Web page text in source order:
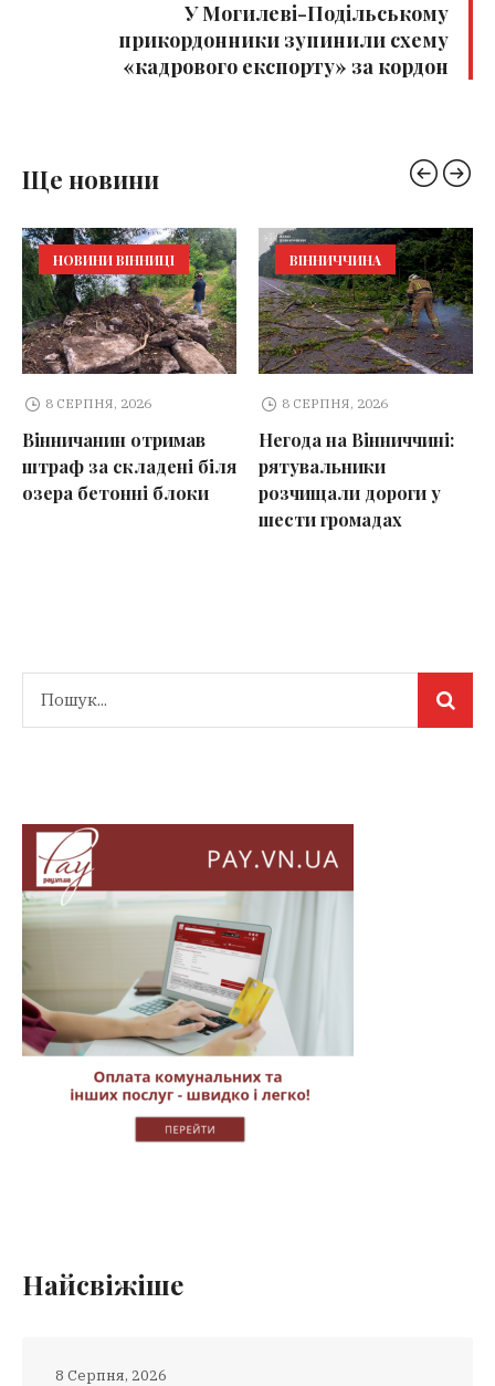
У Могилеві-Подільському
прикордонники зупинили схему
«кадрового експорту» за кордон
Ще новини
НОВИНИ ВІННИЦІ
8 СЕРПНЯ, 2026
Вінничанин отримав
штраф за складені біля
озера бетонні блоки
ВІННИЧЧИНА
8 СЕРПНЯ, 2026
Негода на Вінниччині:
рятувальники
розчищали дороги у
шести громадах
Найсвіжіше
8 Серпня, 2026